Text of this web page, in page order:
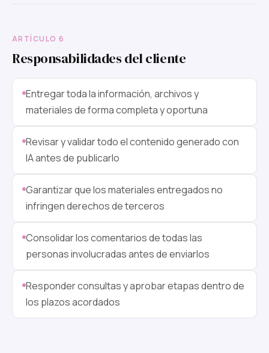
ARTÍCULO 6
Responsabilidades del cliente
Entregar toda la información, archivos y
materiales de forma completa y oportuna
Revisar y validar todo el contenido generado con
IA antes de publicarlo
Garantizar que los materiales entregados no
infringen derechos de terceros
Consolidar los comentarios de todas las
personas involucradas antes de enviarlos
Responder consultas y aprobar etapas dentro de
los plazos acordados